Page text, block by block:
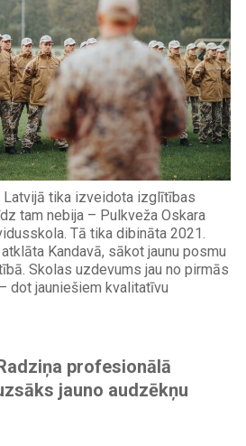
Latvijā tika izveidota izglītības
tam nebija – Pulkveža Oskara
Tā tika dibināta 2021.
Kandavā, sākot jaunu posmu
Skolas uzdevums jau no pirmās
dot jauniešiem kvalitatīvu
profesionālā
jauno audzēkņu